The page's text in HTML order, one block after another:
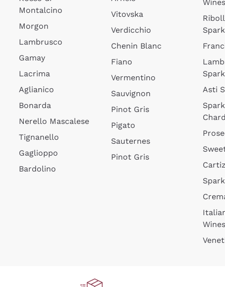
Montalcino
Morgon
Lambrusco
Gamay
Lacrima
Aglianico
Bonarda
Nerello Mascalese
Tignanello
Gaglioppo
Bardolino
Vitovska
Verdicchio
Chenin Blanc
Fiano
Vermentino
Sauvignon
Pinot Gris
Pigato
Sauternes
Pinot Gris
Wines
Asti
Wines